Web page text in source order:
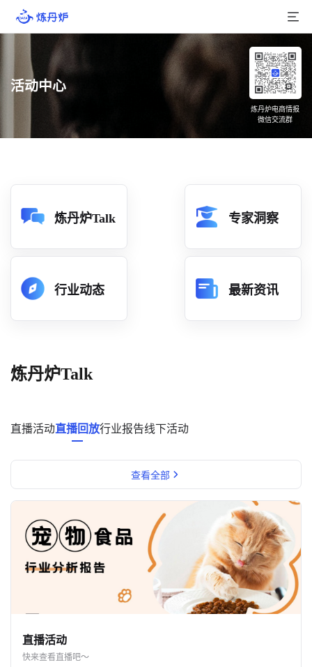
产品介绍
品牌数据
店铺数据
分析
数据中心
消费者说
解决方案
金融市场解决方案
电商解决方案
资源中心
关于我们
活动中心
炼丹炉电商情报
微信交流群
炼丹炉Talk 专家洞察
行业动态 最新资讯
炼丹炉Talk
直播活动直播回放行业报告线下活动
查看全部
直播活动
快来查看直播吧～